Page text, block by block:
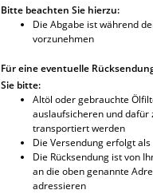
Bitte beachten Sie hierzu:
Die Abgabe ist während
vorzunehmen
Für eine eventuelle
Sie bitte:
Altöl oder gebrauchte
auslaufsicheren und dafür
transportiert werden
Die Versendung erfolgt
Die Rücksendung ist von
an die oben genannte
adressieren